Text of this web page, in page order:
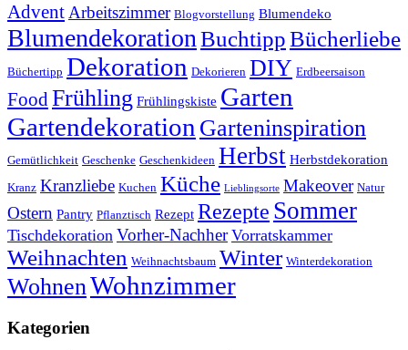
Advent Arbeitszimmer Blogvorstellung Blumendeko
Blumendekoration BuchtippBücherliebe
Büchertipp Dekoration Dekorieren DIY Erdbeersaison
FoodFrühling Frühlingskiste Garten
Gartendekoration Garteninspiration
Gemütlichkeit Geschenke Geschenkideen Herbst Herbstdekoration
Kranz Kranzliebe Kuchen Küche Lieblingsorte Makeover Natur
Ostern Pantry Pflanztisch Rezept Rezepte Sommer
Tischdekoration Vorher-Nachher Vorratskammer
Weihnachten Weihnachtsbaum Winter Winterdekoration
WohnenWohnzimmer
Kategorien